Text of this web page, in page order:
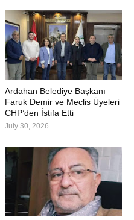
Ardahan Belediye Başkanı
Faruk Demir ve Meclis Üyeleri
CHP’den İstifa Etti
July 30, 2026